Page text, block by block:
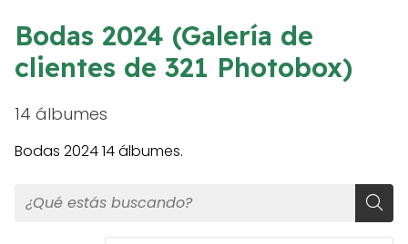
Bodas 2024 (Galería de
clientes de 321 Photobox)
14 álbumes
Bodas 2024 14 álbumes.